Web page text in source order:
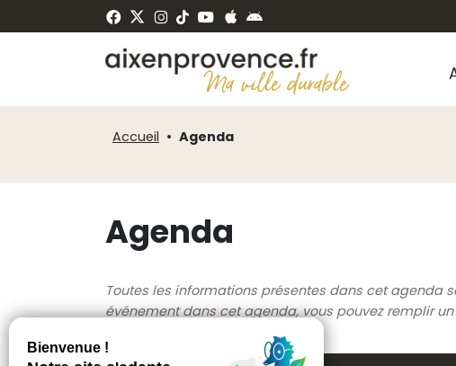
Accueil Agenda
Agenda
Toutes les informations présentes dans cet agenda
événement dans cet agenda, vous pouvez remplir
de
Panneau de gestion des cookies